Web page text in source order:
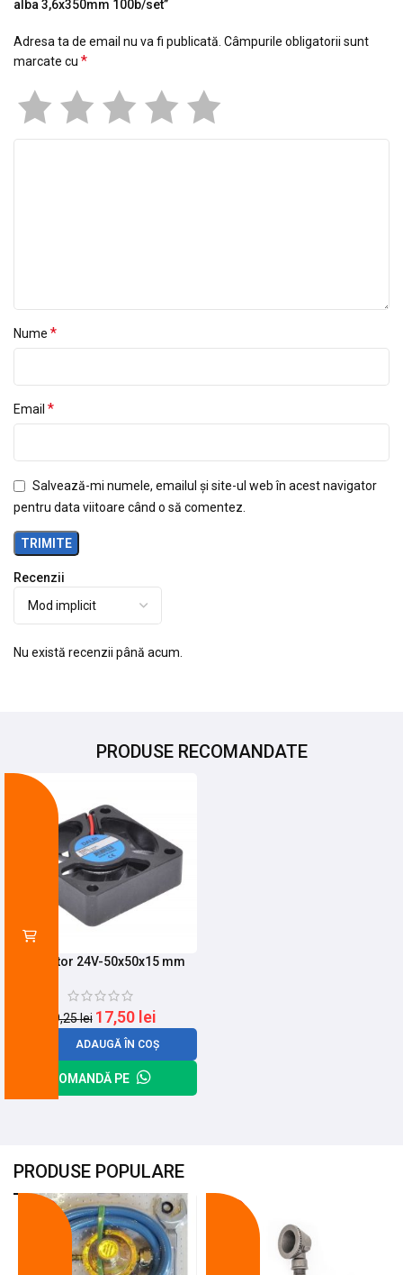
Recenzii
Nu există recenzii până acum.
alba 3,6x350mm 100b/set”
Adresa ta de email nu va fi publicată. Câmpurile obligatorii sunt
marcate cu *
Nume *
Email *
Salvează-mi numele, emailul și site-ul web în acest navigator
pentru data viitoare când o să comentez.
PRODUSE RECOMANDATE
Ventilator 24V-50x50x15 mm
19,25lei 17,50 lei
ADAUGĂ ÎN COȘ
COMANDĂ PE
PRODUSE POPULARE